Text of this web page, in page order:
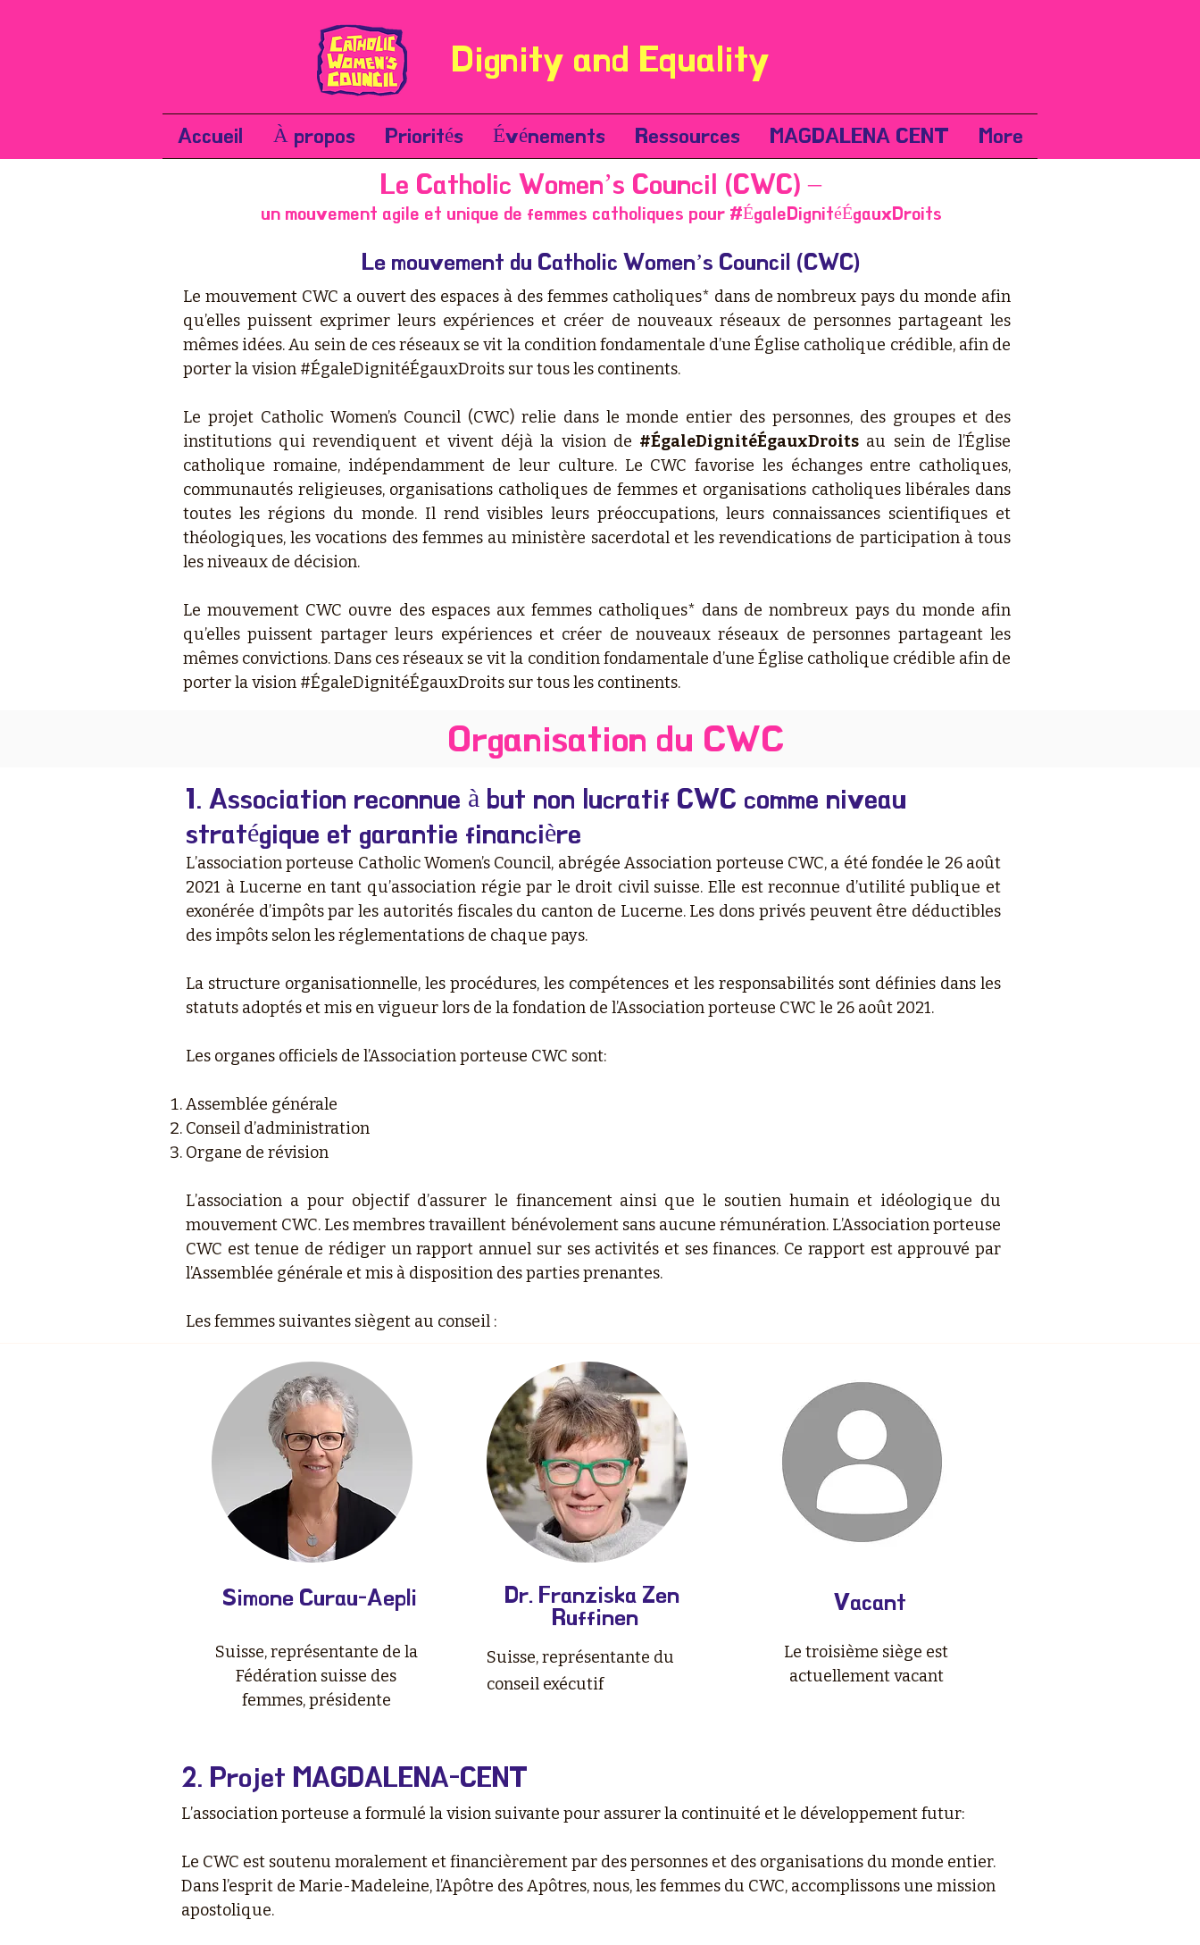
Dignity and Equality
Accueil À propos Priorités Événements Ressources MAGDALENA CENT More
Le Catholic Women’s Council (CWC) –
un mouvement agile et unique de femmes catholiques pour #ÉgaleDignitéÉgauxDroits
Le mouvement du Catholic Women’s Council (CWC)
Le mouvement CWC a ouvert des espaces à des femmes catholiques* dans de nombreux pays du monde afin
qu’elles puissent exprimer leurs expériences et créer de nouveaux réseaux de personnes partageant les
mêmes idées. Au sein de ces réseaux se vit la condition fondamentale d’une Église catholique crédible, afin de
porter la vision #ÉgaleDignitéÉgauxDroits sur tous les continents.
Le projet Catholic Women’s Council (CWC) relie dans le monde entier des personnes, des groupes et des
institutions qui revendiquent et vivent déjà la vision de #ÉgaleDignitéÉgauxDroits au sein de l’Église
catholique romaine, indépendamment de leur culture. Le CWC favorise les échanges entre catholiques,
communautés religieuses, organisations catholiques de femmes et organisations catholiques libérales dans
toutes les régions du monde. Il rend visibles leurs préoccupations, leurs connaissances scientifiques et
théologiques, les vocations des femmes au ministère sacerdotal et les revendications de participation à tous
les niveaux de décision.
Le mouvement CWC ouvre des espaces aux femmes catholiques* dans de nombreux pays du monde afin
qu’elles puissent partager leurs expériences et créer de nouveaux réseaux de personnes partageant les
mêmes convictions. Dans ces réseaux se vit la condition fondamentale d’une Église catholique crédible afin de
porter la vision #ÉgaleDignitéÉgauxDroits sur tous les continents.
Organisation du CWC
1. Association reconnue à but non lucratif CWC comme niveau
stratégique et garantie financière
L’association porteuse Catholic Women’s Council, abrégée Association porteuse CWC, a été fondée le 26 août
2021 à Lucerne en tant qu’association régie par le droit civil suisse. Elle est reconnue d’utilité publique et
exonérée d’impôts par les autorités fiscales du canton de Lucerne. Les dons privés peuvent être déductibles
des impôts selon les réglementations de chaque pays.
La structure organisationnelle, les procédures, les compétences et les responsabilités sont définies dans les
statuts adoptés et mis en vigueur lors de la fondation de l’Association porteuse CWC le 26 août 2021.
Les organes officiels de l’Association porteuse CWC sont:
Assemblée générale
Conseil d’administration
Organe de révision
L’association a pour objectif d’assurer le financement ainsi que le soutien humain et idéologique du
mouvement CWC. Les membres travaillent bénévolement sans aucune rémunération. L’Association porteuse
CWC est tenue de rédiger un rapport annuel sur ses activités et ses finances. Ce rapport est approuvé par
l’Assemblée générale et mis à disposition des parties prenantes.
Les femmes suivantes siègent au conseil :
Simone Curau-Aepli
Suisse, représentante de la
Fédération suisse des
femmes, présidente
Dr. Franziska Zen
Ruffinen
Suisse, représentante du
conseil exécutif
Vacant
Le troisième siège est
actuellement vacant
2. Projet MAGDALENA-CENT
L’association porteuse a formulé la vision suivante pour assurer la continuité et le développement futur:
Le CWC est soutenu moralement et financièrement par des personnes et des organisations du monde entier.
Dans l’esprit de Marie-Madeleine, l’Apôtre des Apôtres, nous, les femmes du CWC, accomplissons une mission
apostolique.